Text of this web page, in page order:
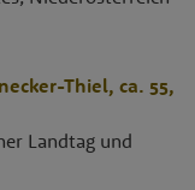
Thiel, ca. 55,
Landtag und